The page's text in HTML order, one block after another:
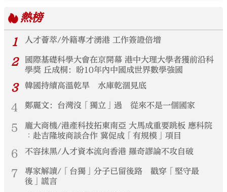
熱榜
1
人才薈萃/外籍專才湧港 工作簽證倍增
2
國際基礎科學大會在京開幕 港中大理大學者獲前沿科
學獎 丘成桐：盼10年內中國成世界數學強國
3 韓國持續高溫乾旱 水庫乾涸見底
4 鄭麗文：台灣沒「獨立」過 從來不是一個國家
5
龐大商機/港產科技拓東南亞 大馬成重要跳板 應科院
︰赴吉隆坡商談合作 冀促成「有規模」項目
6 不容抹黑/人才資本流向香港 羅奇謬論不攻自破
7
專家解讀/「台獨」分子已留後路 戳穿「堅守最
後」謊言